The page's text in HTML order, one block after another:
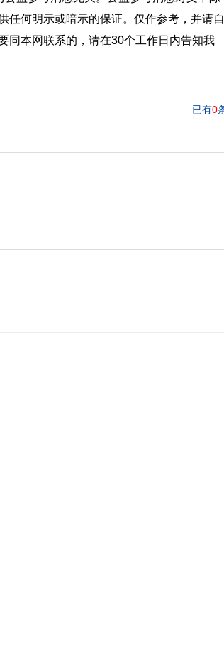
任何明示或暗示的保证。仅作参考，并请自
同本网联系的，请在30个工作日内告知我